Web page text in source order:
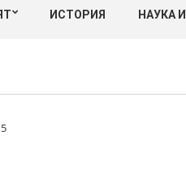
ИСТОРИЯ НАУКА